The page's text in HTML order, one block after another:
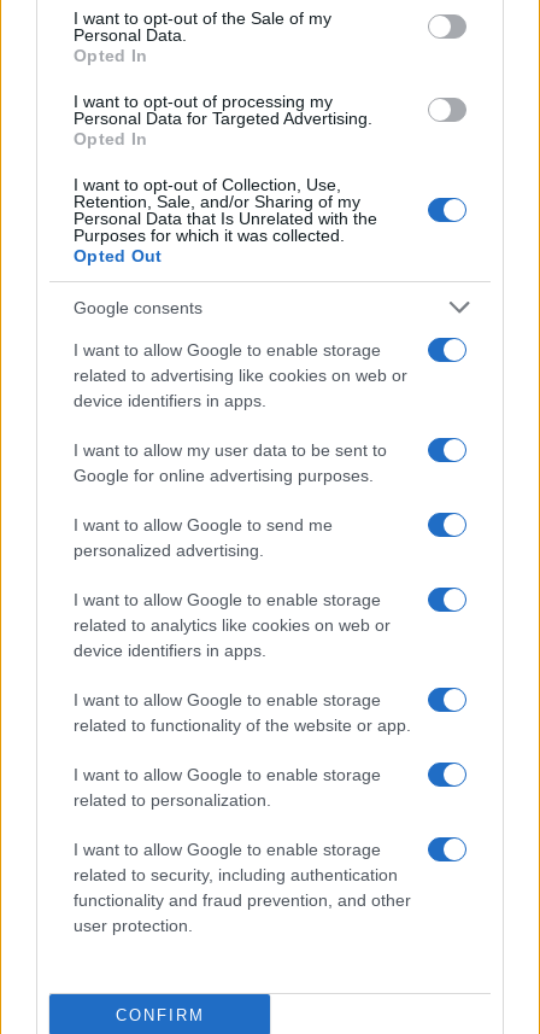
services and may gather and store information including but
not limited to your visit or usage behaviour. You may click to
grant or deny consent to Google and its third-party tags to
consent section.
I want to opt-out of the Sale of my
Personal Data.
Opted In
I want to opt-out of processing my
Personal Data for Targeted Advertising.
Opted In
I want to opt-out of Collection, Use,
Retention, Sale, and/or Sharing of my
Personal Data that Is Unrelated with the
Purposes for which it was collected.
Opted Out
Google consents
I want to allow Google to enable storage
related to advertising like cookies on web or
device identifiers in apps.
I want to allow my user data to be sent to
Google for online advertising purposes.
I want to allow Google to send me
personalized advertising.
I want to allow Google to enable storage
related to analytics like cookies on web or
device identifiers in apps.
I want to allow Google to enable storage
related to functionality of the website or app.
I want to allow Google to enable storage
related to personalization.
I want to allow Google to enable storage
related to security, including authentication
functionality and fraud prevention, and other
user protection.
CONFIRM
CHI SIAMO CONTATTI PUBBLICITÀ LAVORA CON NOI
OTTO CHANNEL
Iscritto al Registro degli Operatori di Comunicazione n. 37512
© Riproduzione Riservata – Ne è consentita esclusivamente una